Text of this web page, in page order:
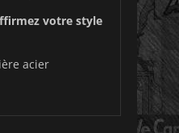
votre style
acier